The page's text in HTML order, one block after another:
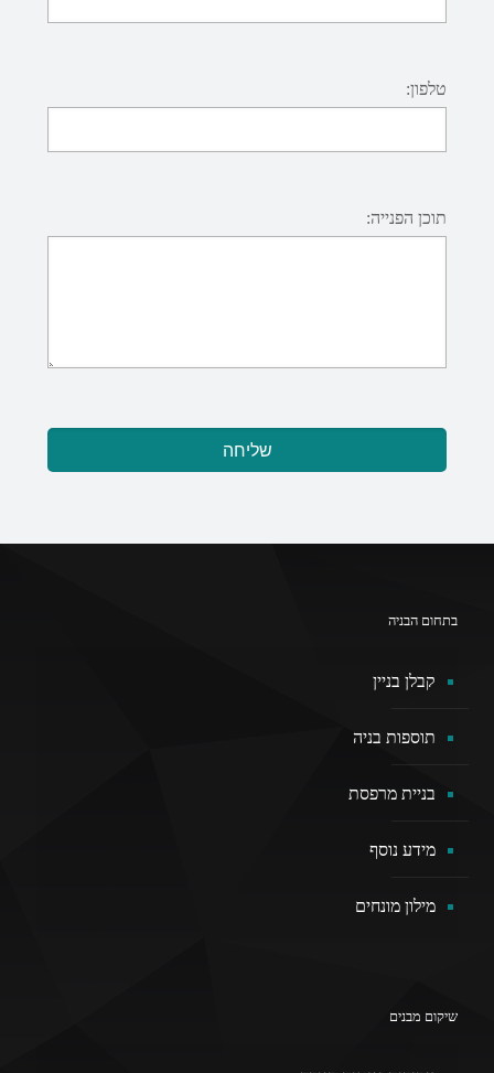
טלפון:
תוכן הפנייה:
בתחום הבניה
קבלן בניין
תוספות בניה
בניית מרפסת
מידע נוסף
מילון מונחים
שיקום מבנים